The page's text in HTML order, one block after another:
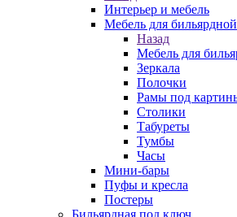
Интерьер и мебель
Мебель для бильярдной
Назад
Мебель для
Зеркала
Полочки
Рамы под
Столики
Табуреты
Тумбы
Часы
Мини-бары
Пуфы и кресла
Постеры
Бильярдная под ключ